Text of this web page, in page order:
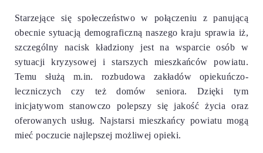
Starzejące się społeczeństwo w połączeniu z panującą
obecnie sytuacją demograficzną naszego kraju sprawia iż,
szczególny nacisk kładziony jest na wsparcie osób w
sytuacji kryzysowej i starszych mieszkańców powiatu.
Temu służą m.in. rozbudowa zakładów opiekuńczo-
leczniczych czy też domów seniora. Dzięki tym
inicjatywom stanowczo polepszy się jakość życia oraz
oferowanych usług. Najstarsi mieszkańcy powiatu mogą
mieć poczucie najlepszej możliwej opieki.